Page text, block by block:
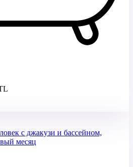
с джакузи и бассейном,
месяц